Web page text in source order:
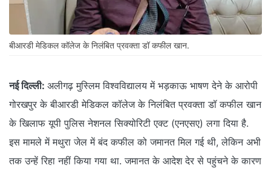
बीआरडी मेडिकल कॉलेज के निलंबित प्रवक्ता डॉ कफील खान.
नई दिल्ली: अलीगढ़ मुस्लिम विश्वविद्यालय में भड़काऊ भाषण देने के आरोपी
गोरखपुर के बीआरडी मेडिकल कॉलेज के निलंबित प्रवक्ता डॉ कफील खान
के खिलाफ यूपी पुलिस नेशनल सिक्योरिटी एक्ट (एनएसए) लगा दिया है.
इस मामले में मथुरा जेल में बंद कफील को जमानत मिल गई थी, लेकिन अभी
तक उन्हें रिहा नहीं किया गया था. जमानत के आदेश देर से पहुंचने के कारण